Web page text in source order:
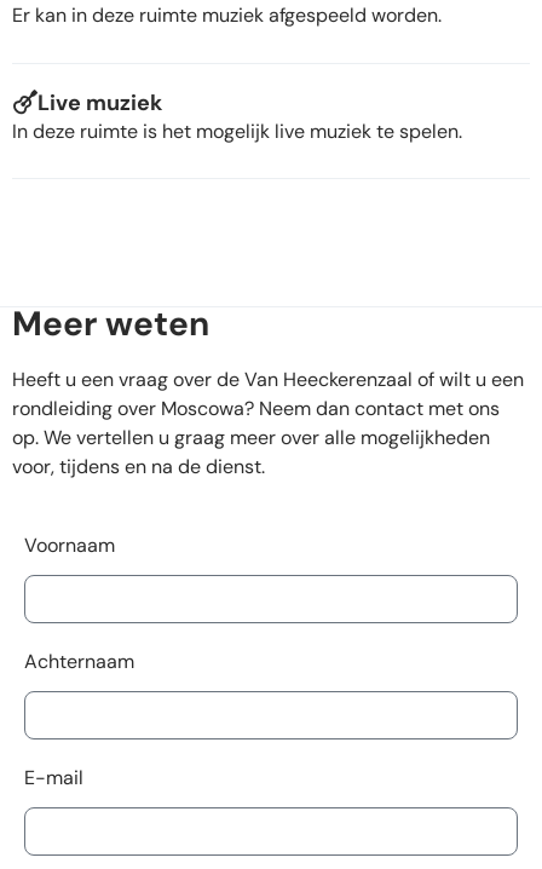
Er kan in deze ruimte muziek afgespeeld worden.
Live muziek
In deze ruimte is het mogelijk live muziek te spelen.
Meer weten
Heeft u een vraag over de Van Heeckerenzaal of wilt u een
rondleiding over Moscowa? Neem dan contact met ons
op. We vertellen u graag meer over alle mogelijkheden
voor, tijdens en na de dienst.
Voornaam
Achternaam
E-mail